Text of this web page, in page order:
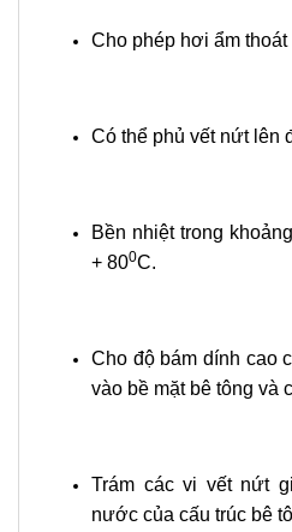
Cho phép hơi ẩm thoát
Có thể phủ vết nứt lên
Bền nhiệt trong
+ 800C.
Cho độ bám dính cao
vào bề mặt bê tông và
Trám các vi vết nứt
nước của cấu trúc bê